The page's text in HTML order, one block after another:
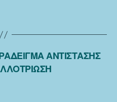
ΑΝΤΙΣΤΑΣΗΣ